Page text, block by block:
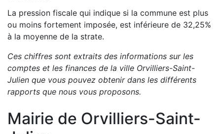
La pression fiscale qui indique si la commune est plus
ou moins fortement imposée, est inférieure de 32,25%
à la moyenne de la strate.
Ces chiffres sont extraits des informations sur les
comptes et les finances de la ville Orvilliers-Saint-
Julien que vous pouvez obtenir dans les différents
rapports que nous vous proposons.
Mairie de Orvilliers-Saint-